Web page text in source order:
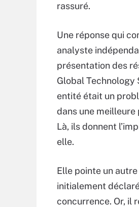
rassuré.
Une réponse qui
analyste
présentation des
Global Technology
entité était un
dans une
Là, ils donnent
elle.
Elle pointe un
initialement
concurrence. Or, il